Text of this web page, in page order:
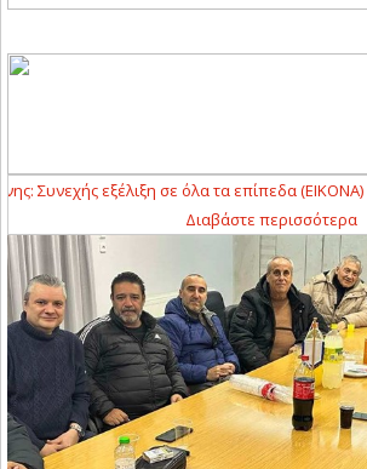
εξέλιξη σε όλα τα επίπεδα (ΕΙΚΟΝΑ)
Διαβάστε περισσότερα